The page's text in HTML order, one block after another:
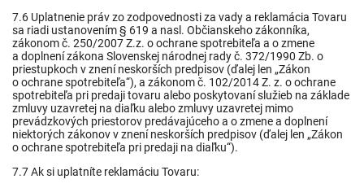
7.6 Uplatnenie práv zo zodpovednosti za vady a reklamácia Tovaru
sa riadi ustanovením § 619 a nasl. Občianskeho zákonníka,
zákonom č. 250/2007 Z.z. o ochrane spotrebiteľa a o zmene
a doplnení zákona Slovenskej národnej rady č. 372/1990 Zb. o
priestupkoch v znení neskorších predpisov (ďalej len „Zákon
o ochrane spotrebiteľa“), a zákonom č. 102/2014 Z. z. o ochrane
spotrebiteľa pri predaji tovaru alebo poskytovaní služieb na základe
zmluvy uzavretej na diaľku alebo zmluvy uzavretej mimo
prevádzkových priestorov predávajúceho a o zmene a doplnení
niektorých zákonov v znení neskorších predpisov (ďalej len „Zákon
o ochrane spotrebiteľa pri predaji na diaľku“).
7.7 Ak si uplatníte reklamáciu Tovaru: